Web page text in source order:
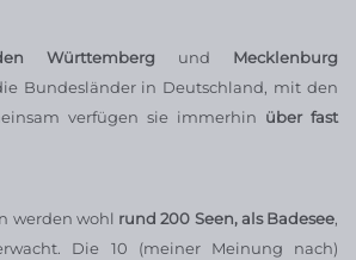
Württemberg und Mecklenburg
Bundesländer in Deutschland, mit den
verfügen sie immerhin über fast
werden wohl rund 200 Seen, als Badesee,
Die 10 (meiner Meinung nach)